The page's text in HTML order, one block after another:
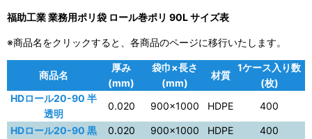
福助工業 業務用ポリ袋 ロール巻ポリ 90L サイズ表
※商品名をクリックすると、各商品のページに移行いたします。
商品名
厚み
(mm)
袋巾×長さ
(mm)
材質
1ケース入り数
(枚)
HDロール20-90 半
透明
0.020 900×1000 HDPE 400
HDロール20-90 黒 0.020 900×1000 HDPE
400